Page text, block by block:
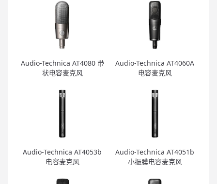
Audio-Technica AT4080 带
状电容麦克风
Audio-Technica AT4060A
电容麦克风
Audio-Technica AT4053b
电容麦克风
Audio-Technica AT4051b
小振膜电容麦克风